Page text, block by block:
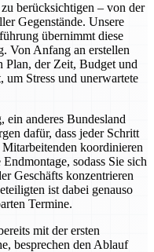
berücksichtigen – von der
Gegenstände. Unsere
übernimmt diese
Von Anfang an erstellen
Plan, der Zeit, Budget und
Stress und unerwartete
ein anderes Bundesland
dafür, dass jeder Schritt
koordinieren
sodass Sie sich
Geschäfts konzentrieren
ist dabei genauso
Termine.
mit der ersten
besprechen den Ablauf